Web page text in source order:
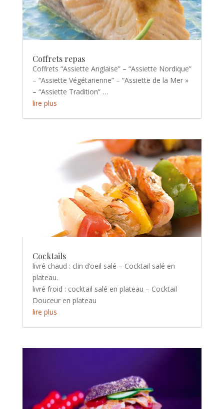
Coffrets repas
Coffrets “Assiette Anglaise” – “Assiette Nordique”
– “Assiette Végétarienne” – “Assiette de la Mer »
– “Assiette Tradition” …
lire plus
Cocktails
livré chaud : clin d’oeil salé – Cocktail salé en
plateau.
livré froid : cocktail salé en plateau – Cocktail
Douceur en plateau
lire plus